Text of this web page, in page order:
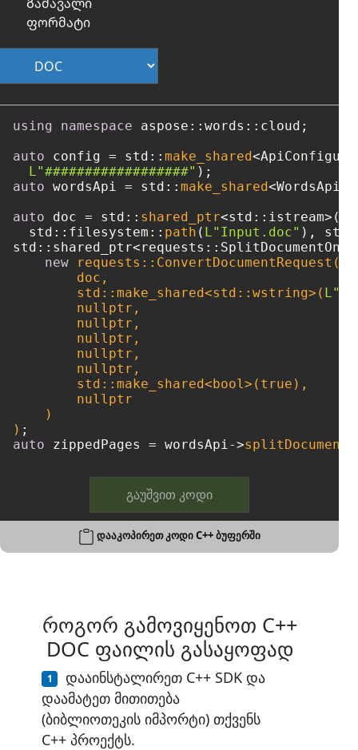
ფორმატი
using namespace aspose::words::cloud;
auto config = std:: make_shared
L"##################"
auto wordsApi = std:: make_shared
auto doc = std:: shared_ptr<std::istream>(
  std::filesystem::
path ( L"Input.doc"
new requests::ConvertDocumentRequest(
        doc,
        std::make_shared<std::wstring>(
nullptr ,
nullptr ,
nullptr ,
nullptr ,
nullptr ,
        std::make_shared<
bool>( true ),
nullptr
    )
)
auto zippedPages = wordsApi->
გაუშვით კოდი
დააკოპირეთ კოდი C++ ბუფერში
როგორ გამოვიყენოთ C++
DOC ფაილის გასაყოფად
დააინსტალირეთ C++ SDK და
დაამატეთ მითითება
(ბიბლიოთეკის იმპორტი) თქვენს
C++ პროექტს.